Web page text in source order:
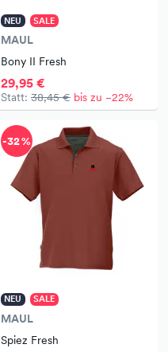
NEU SALE
MAUL
Bony II Fresh
29,95 €
Statt: 38,45 € bis zu −22%
NEU SALE
MAUL
Spiez Fresh
-32 %